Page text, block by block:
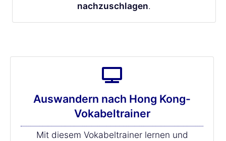
nachzuschlagen.
Auswandern nach Hong Kong-
Vokabeltrainer
Mit diesem Vokabeltrainer lernen und